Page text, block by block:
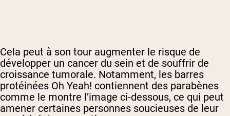
Cela peut à son tour augmenter le risque de
développer un cancer du sein et de souffrir de
croissance tumorale. Notamment, les barres
protéinées Oh Yeah! contiennent des parabènes
comme le montre l’image ci-dessous, ce qui peut
amener certaines personnes soucieuses de leur